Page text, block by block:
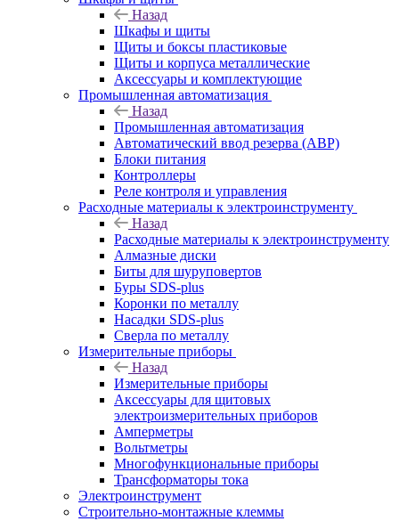
Назад
Шкафы и щиты
Щиты и боксы пластиковые
Щиты и корпуса металлические
Аксессуары и комплектующие
Промышленная автоматизация
Назад
Промышленная автоматизация
Автоматический ввод резерва (АВР)
Блоки питания
Контроллеры
Реле контроля и управления
Расходные материалы к электроинструменту
Назад
Расходные материалы к электроинструменту
Алмазные диски
Биты для шуруповертов
Буры SDS-plus
Коронки по металлу
Насадки SDS-plus
Сверла по металлу
Измерительные приборы
Назад
Измерительные приборы
Аксессуары для щитовых
электроизмерительных приборов
Амперметры
Вольтметры
Многофункциональные приборы
Трансформаторы тока
Электроинструмент
Строительно-монтажные клеммы